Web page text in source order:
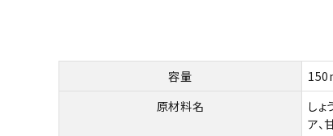
容量
原材料名
し
ア、